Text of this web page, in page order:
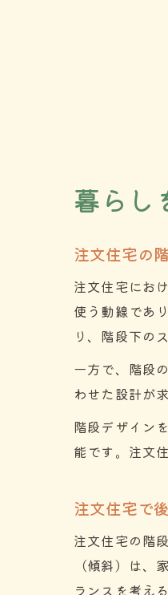
暮らし
注文住宅の
注文住宅にお
使う動線であ
り、階段下の
一方で、階段
わせた設計が
階段デザイン
能です。注文
注文住宅で
注文住宅の階
（傾斜）は
ランスを考え